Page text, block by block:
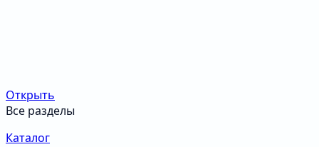
Открыть
Все разделы
Каталог